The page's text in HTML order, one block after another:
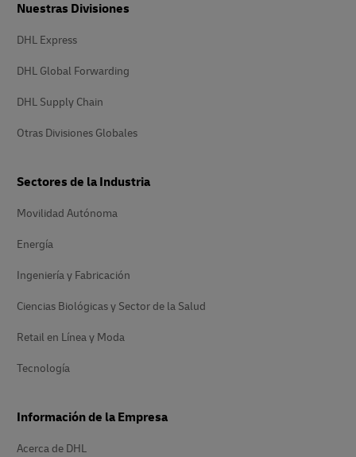
Nuestras Divisiones
DHL Express
DHL Global Forwarding
DHL Supply Chain
Otras Divisiones Globales
Sectores de la Industria
Movilidad Autónoma
Energía
Ingeniería y Fabricación
Ciencias Biológicas y Sector de la Salud
Retail en Línea y Moda
Tecnología
Información de la Empresa
Acerca de DHL